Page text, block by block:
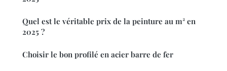
Quel est le véritable prix de la peinture au m² en
2025 ?
Choisir le bon profilé en acier barre de fer